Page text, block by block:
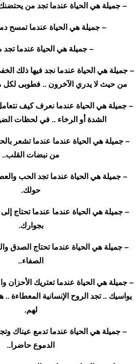
– جميلة هي الحياة عندما تجد من
– جميلة هي الحياة عندما تمسح
– جميلة هي الحياة عندما
– جميلة هي الحياة عندما نجد فيها ذلك
من حيث لا يدري الآخرون .. فطوبى
– جميلة هي الحياة عندما نعرف كيف
الشدة أو الرخاء .. في لحظات
– جميلة هي الحياة عندما عندما تشعر
من نبضات القلب..
– جميلة هي الحياة عندما تجد الحب
حولك.
– جميلة هي الحياة عندما عندما تحتاج
بجوارك.
– جميلة هي الحياة عندما تحتاج الصدق
الصفاء..
– جميلة هي الحياة عندما تعتريك الأحزان
يواسيك .. تجد الروح الإنسانية المعطاءة ..
لهم.
– جميلة هي الحياة عندما تدمع عيناك
الدموع حاضرا..